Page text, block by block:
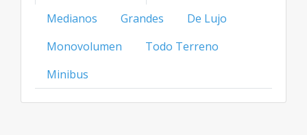
categoría.
Medianos
Grandes
De Lujo
Monovolumen
Todo Terreno
Minibus